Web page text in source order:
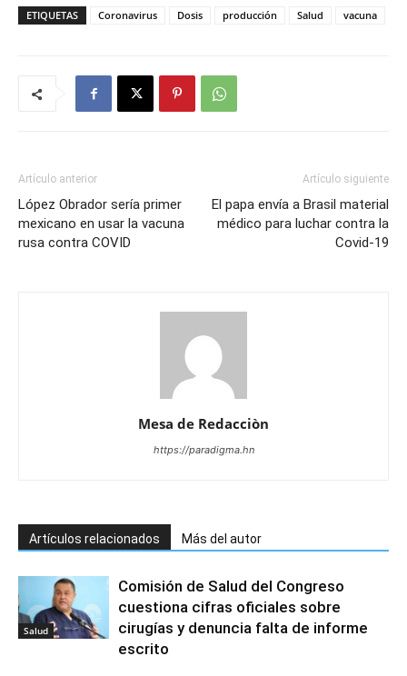
ETIQUETAS Coronavirus Dosis producción Salud vacuna
Artículo anterior
López Obrador sería primer
mexicano en usar la vacuna
rusa contra COVID
Artículo siguiente
El papa envía a Brasil material
médico para luchar contra la
Covid-19
Mesa de Redacciòn
https://paradigma.hn
Artículos relacionados Más del autor
Salud
Comisión de Salud del Congreso
cuestiona cifras oficiales sobre
cirugías y denuncia falta de informe
escrito